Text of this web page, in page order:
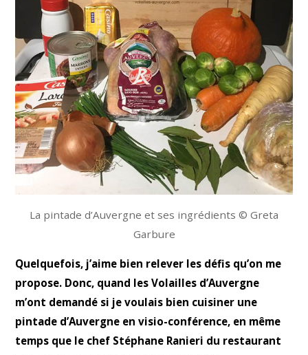
La pintade d’Auvergne et ses ingrédients © Greta
Garbure
Quelquefois, j’aime bien relever les défis qu’on me
propose. Donc, quand les Volailles d’Auvergne
m’ont demandé si je voulais bien cuisiner une
pintade d’Auvergne en visio-conférence, en même
temps que le chef Stéphane Ranieri du restaurant